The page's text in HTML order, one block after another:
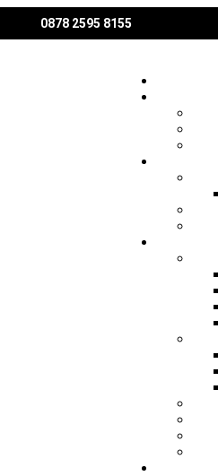
0878 2595 8155